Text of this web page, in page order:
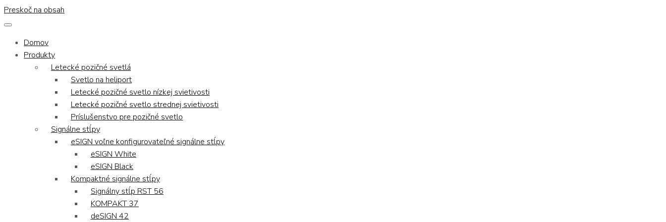
Preskoč na obsah
Domov
Produkty
Letecké pozičné svetlá
Svetlo na heliport
Letecké pozičné svetlo nízkej svietivosti
Letecké pozičné svetlo strednej svietivosti
Príslušenstvo pre pozičné svetlo
Signálne stĺpy
eSIGN voľne konfigurovateľné signálne stĺpy
eSIGN White
eSIGN Black
Kompaktné signálne stĺpy
Signálny stĺp RST 56
KOMPAKT 37
deSIGN 42